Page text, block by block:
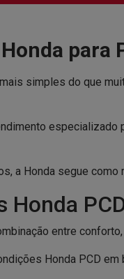
para
simples do que
especializado
a Honda segue
Honda
entre
Honda PCD